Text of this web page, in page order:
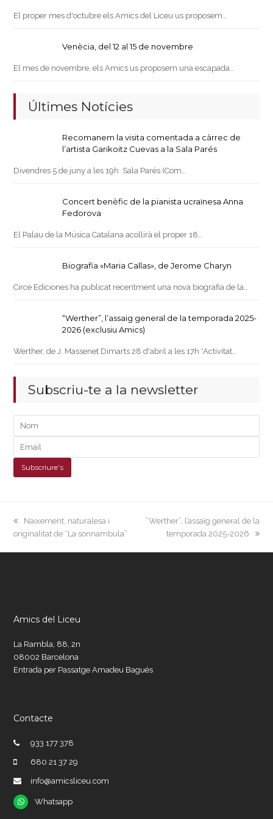
El proper mes d'octubre els Amics del Liceu us proposem…
Venècia, del 12 al 15 de novembre
El mes de novembre, els Amics us proposem una escapada…
Últimes Notícies
Recomanem la visita comentada a càrrec de
l’artista Garikoitz Cuevas a la Sala Parés
Divendres 5 de juny a les 19h Sala Parés (Com…
Concert benèfic de la pianista ucraïnesa Anna
Fedorova
El Palau de la Música Catalana acollirà el proper 18…
Biografia «Maria Callas», de Jerome Charyn
Circe Ediciones ha publicat recentment una nova biografia de la…
“Werther”, l’assaig general de la temporada 2025-
2026 (exclusiu Amics)
Werther, de J. Massenet Dimarts 28 d'abril a les 17h *Activitat…
Subscriu-te a la newsletter
previous
post:
Naixement, naturalesa i
originalitat de “La sonnambula”
next
“Werther”, l’assaig general de la
temporada 2025-2026
Amics del Liceu
La Rambla, 88, 2n
08002 Barcelona
Entrada per Passatge Amadeu Bagués
Contacte
933 177 378
680 21 37 29
info@amicsliceu.com
Whatsapp
Whatsapp